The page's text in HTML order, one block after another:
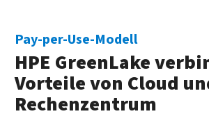
Pay-per-Use-Modell
HPE GreenLake
Vorteile von Cloud
Rechenzentrum